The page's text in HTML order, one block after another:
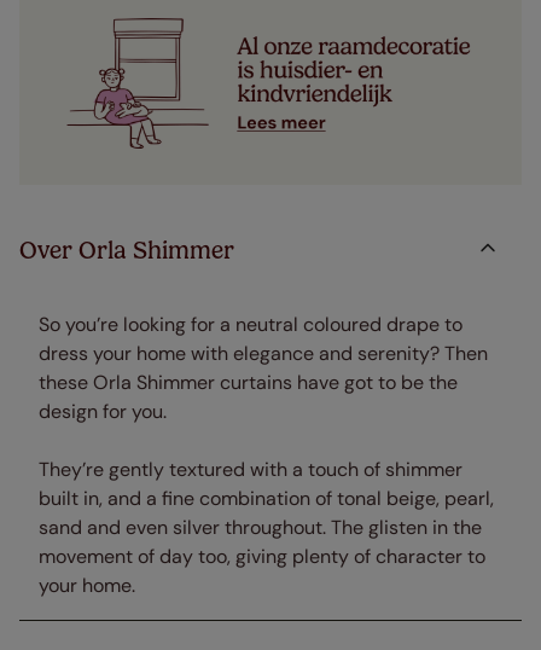
Over Orla Shimmer
So you’re looking for a neutral coloured drape to
dress your home with elegance and serenity? Then
these Orla Shimmer curtains have got to be the
design for you.
They’re gently textured with a touch of shimmer
built in, and a fine combination of tonal beige, pearl,
sand and even silver throughout. The glisten in the
movement of day too, giving plenty of character to
your home.